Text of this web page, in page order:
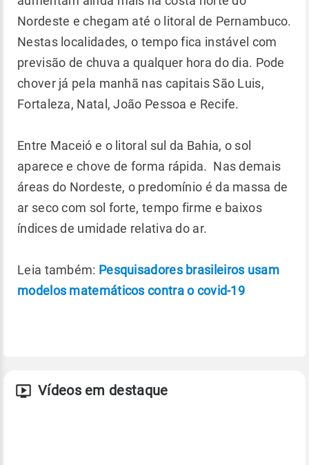
Nordeste e chegam até o litoral de Pernambuco.
Nestas localidades, o tempo fica instável com
previsão de chuva a qualquer hora do dia. Pode
chover já pela manhã nas capitais São Luis,
Fortaleza, Natal, João Pessoa e Recife.
Entre Maceió e o litoral sul da Bahia, o sol
aparece e chove de forma rápida. Nas demais
áreas do Nordeste, o predomínio é da massa de
ar seco com sol forte, tempo firme e baixos
índices de umidade relativa do ar.
Leia também: Pesquisadores brasileiros usam
modelos matemáticos contra o covid-19
Vídeos em destaque